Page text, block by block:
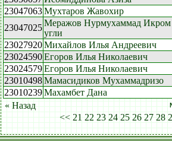
23047063Мухтаров Жавохир
23047025Меражов Нурмухаммад Икром
угли
23027920Михайлов Илья Андреевич
23024590Егоров Илья Николаевич
23024579Егоров Илья Николаевич
23010498Мамасидиков Мухаммадризо
23010239Махамбет Дана
« Назад
<< 21 22 23 24 25 26 27 28